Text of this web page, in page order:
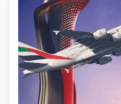
8 saat önce
AJet
Türkiye
9 saat önce
Airbus